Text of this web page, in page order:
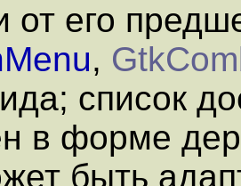
от его
,
список
в форме
быть